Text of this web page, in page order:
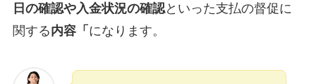
日の確認や入金状況の確認といった支払の督促に
関する内容「 になります。